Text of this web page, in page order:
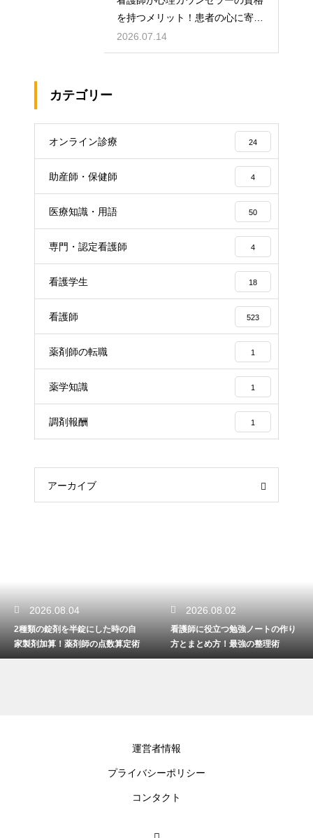
を持つメリット！患者の心に寄り
添うケア！
2026.07.14
カテゴリー
オンライン診療 24
助産師・保健師 4
医療知識・用語 50
専門・認定看護師 4
看護学生 18
看護師 523
薬剤師の転職 1
薬学知識 1
調剤報酬 1
アーカイブ
2026.08.02
看護師に役立つ勉強ノートの作り
方とまとめ方！最強の整理術
2026.07.31
胸腔ドレーンバック交換の正しい
手順！安全な管理と看護の術
運営者情報
プライバシーポリシー
コンタクト